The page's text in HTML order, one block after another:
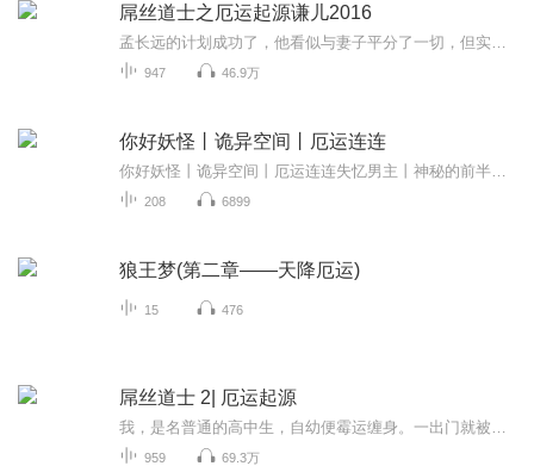
屌丝道士之厄运起源谦儿2016
947 46.9万
你好妖怪丨诡异空间丨厄运连连
208 6899
狼王梦(第二章——天降厄运)
15 476
屌丝道士 2| 厄运起源
959 69.3万